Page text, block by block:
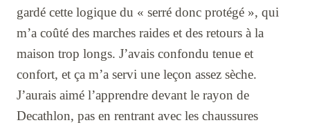
gardé cette logique du « serré donc protégé », qui
m’a coûté des marches raides et des retours à la
maison trop longs. J’avais confondu tenue et
confort, et ça m’a servi une leçon assez sèche.
J’aurais aimé l’apprendre devant le rayon de
Decathlon, pas en rentrant avec les chaussures